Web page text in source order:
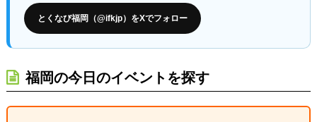
とくなび福岡（@ifkjp）をXでフォロー
福岡の今日のイベントを探す